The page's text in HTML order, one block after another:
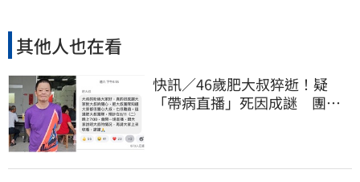
其他人也在看
快訊／46歲肥大叔猝逝！疑
「帶病直播」死因成謎 團隊